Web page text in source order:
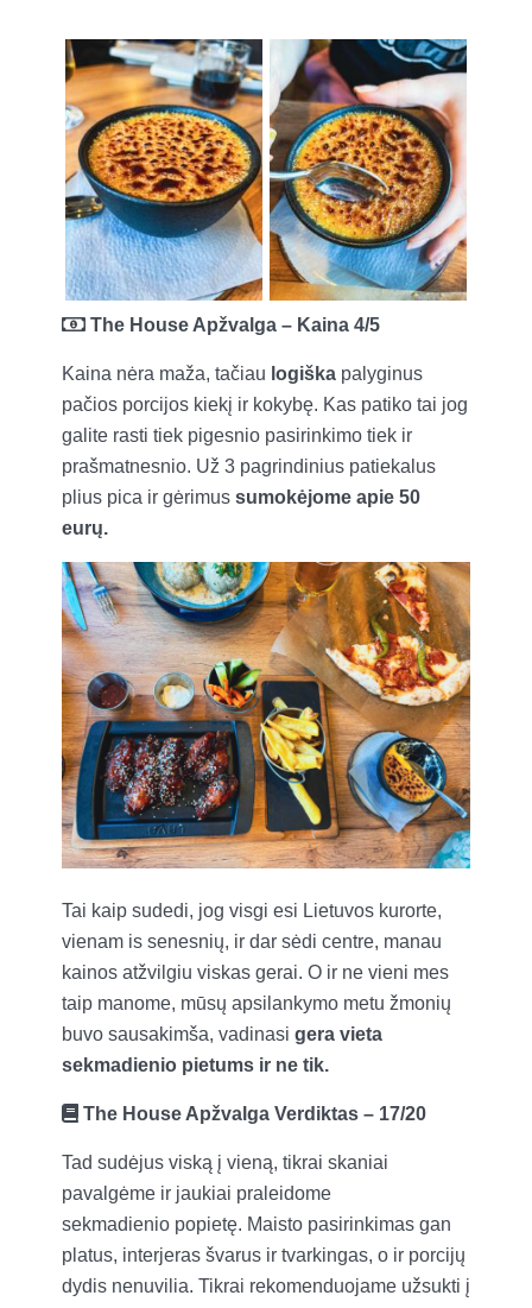
The House Apžvalga – Kaina 4/5
Kaina nėra maža, tačiau logiška palyginus
pačios porcijos kiekį ir kokybę. Kas patiko tai jog
galite rasti tiek pigesnio pasirinkimo tiek ir
prašmatnesnio. Už 3 pagrindinius patiekalus
plius pica ir gėrimus sumokėjome apie 50
eurų.
Tai kaip sudedi, jog visgi esi Lietuvos kurorte,
vienam is senesnių, ir dar sėdi centre, manau
kainos atžvilgiu viskas gerai. O ir ne vieni mes
taip manome, mūsų apsilankymo metu žmonių
buvo sausakimša, vadinasi gera vieta
sekmadienio pietums ir ne tik.
The House Apžvalga Verdiktas – 17/20
Tad sudėjus viską į vieną, tikrai skaniai
pavalgėme ir jaukiai praleidome
sekmadienio popietę. Maisto pasirinkimas gan
platus, interjeras švarus ir tvarkingas, o ir porcijų
dydis nenuvilia. Tikrai rekomenduojame užsukti į